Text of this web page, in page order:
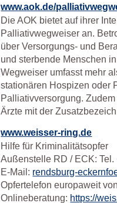
www.aok.de/
Die AOK bietet auf ihrer
Palliativwegweiser an.
über Versorgungs- und
und sterbende Menschen
Wegweiser umfasst mehr
stationären Hospizen oder
Palliativversorgung.
Ärzte mit der
www.weisser-ring.de
Hilfe für Kriminalitätsopfer
Außenstelle RD / ECK:
E-Mail: rendsburg-
Opfertelefon europaweit
Onlineberatung: https://